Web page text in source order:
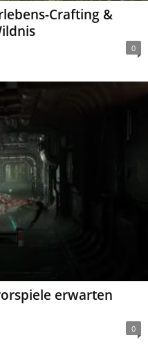
Crafting &
0
erwarten
0